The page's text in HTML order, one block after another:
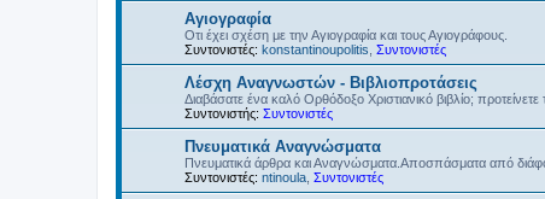
Αγιογραφία
Οτι έχει σχέση με την Αγιογραφία και τους Αγιογράφους.
Συντονιστές: konstantinoupolitis Συντονιστές
Λέσχη Αναγνωστών - Βιβλιοπροτάσεις
Διαβάσατε ένα καλό Ορθόδοξο Χριστιανικό βιβλίο; προτείνετε
Συντονιστής: Συντονιστές
Πνευματικά Αναγνώσματα
Πνευματικά άρθρα και Αναγνώσματα.Αποσπάσματα από
Συντονιστές: ntinoula Συντονιστές